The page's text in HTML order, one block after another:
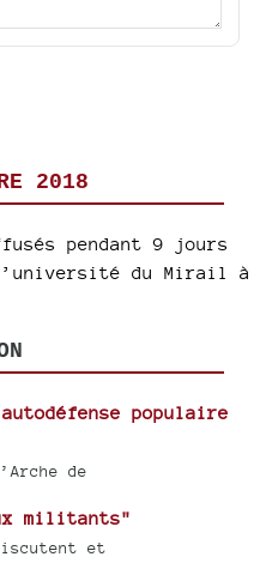
2018
pendant 9 jours
du Mirail à
populaire
de
militants"
et